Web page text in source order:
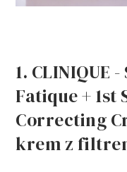
1. CLINIQUE
Fatique + 1st
Correcting
krem z